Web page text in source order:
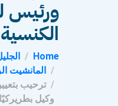
ورئيس
Home
المانشيت
ترحيب
وكيل